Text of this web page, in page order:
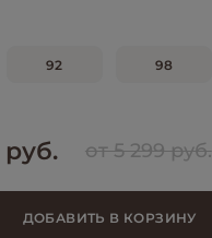
92 98
руб. от 5 299 руб.
ДОБАВИТЬ В КОРЗИНУ